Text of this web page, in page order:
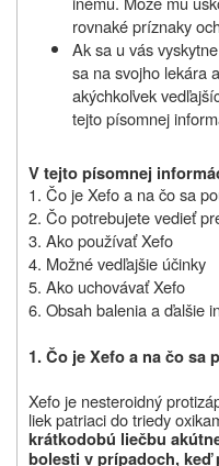
rovnaké príznaky
Ak sa u vás
sa na svojho lekára
akýchkoľvek
tejto písomnej
V tejto písomnej
1. Čo je Xefo a na čo sa
2. Čo potrebujete vedieť
3. Ako používať Xefo
4. Možné vedľajšie účinky
5. Ako uchovávať Xefo
6. Obsah balenia a ďalšie
1. Čo je Xefo a na čo sa
Xefo je nesteroidný
liek patriaci do triedy
krátkodobú liečbu
bolesti v prípadoch, keď